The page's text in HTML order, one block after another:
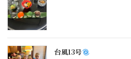
台風13号